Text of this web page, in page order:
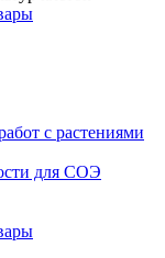
с растениями
для СОЭ